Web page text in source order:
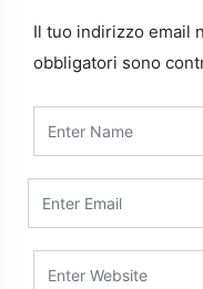
Il tuo indirizzo email
obbligatori sono